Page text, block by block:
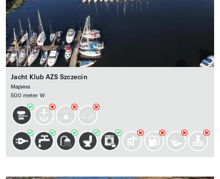
Jacht Klub AZS Szczecin
Марина
500 meter W